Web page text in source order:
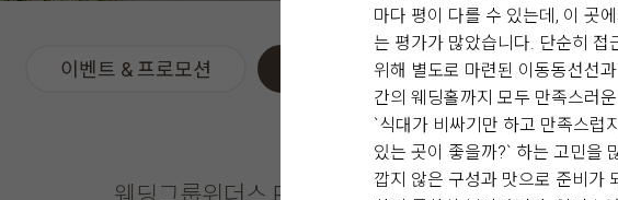
이벤트 & 프로모션 위더스 Real 후기
마다 평이 다를 수 있는데, 이 곳
는 평가가 많았습니다. 단순히 접
위해 별도로 마련된 이동동선선
간의 웨딩홀까지 모두 만족스러
`식대가 비싸기만 하고 만족스럽
있는 곳이 좋을까?` 하는 고민을
깝지 않은 구성과 맛으로 준비가